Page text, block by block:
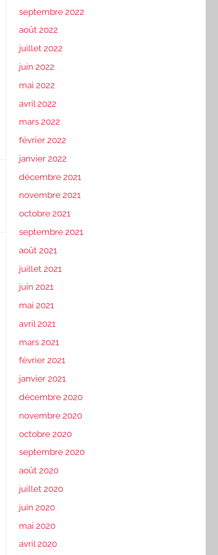
septembre 2022
août 2022
juillet 2022
juin 2022
mai 2022
avril 2022
mars 2022
février 2022
janvier 2022
décembre 2021
novembre 2021
octobre 2021
septembre 2021
août 2021
juillet 2021
juin 2021
mai 2021
avril 2021
mars 2021
février 2021
janvier 2021
décembre 2020
novembre 2020
octobre 2020
septembre 2020
août 2020
juillet 2020
juin 2020
mai 2020
avril 2020